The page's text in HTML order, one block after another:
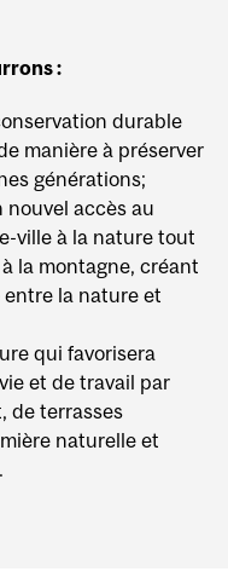
:
durable
manière à préserver
générations;
accès au
ville à la nature tout
la montagne, créant
la nature et
qui favorisera
et de travail par
de terrasses
naturelle et